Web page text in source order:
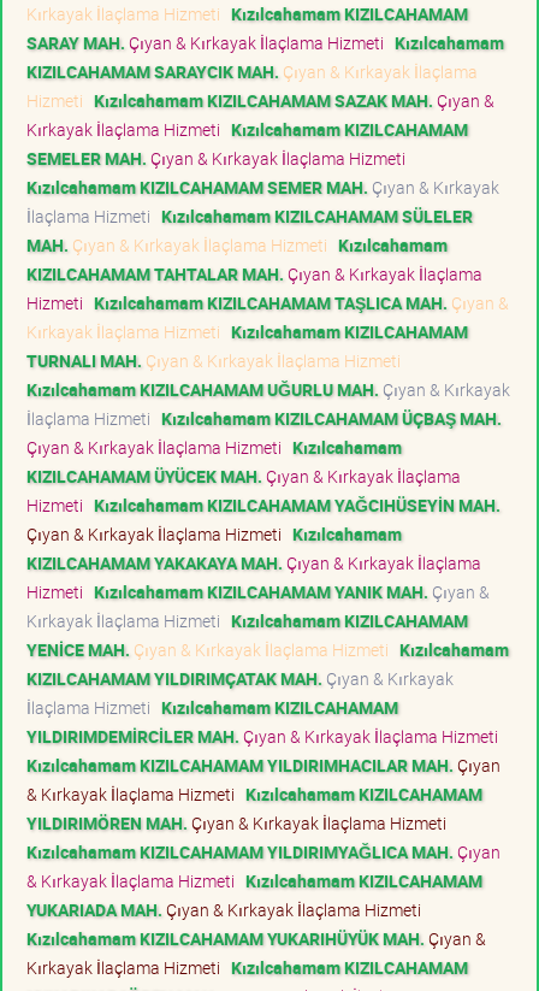
Kırkayak İlaçlama Hizmeti Kızılcahamam KIZILCAHAMAM
SARAY MAH. Çıyan & Kırkayak İlaçlama Hizmeti Kızılcahamam
KIZILCAHAMAM SARAYCIK MAH. Çıyan & Kırkayak İlaçlama
Hizmeti Kızılcahamam KIZILCAHAMAM SAZAK MAH. Çıyan &
Kırkayak İlaçlama Hizmeti Kızılcahamam KIZILCAHAMAM
SEMELER MAH. Çıyan & Kırkayak İlaçlama Hizmeti
Kızılcahamam KIZILCAHAMAM SEMER MAH. Çıyan & Kırkayak
İlaçlama Hizmeti Kızılcahamam KIZILCAHAMAM SÜLELER
MAH. Çıyan & Kırkayak İlaçlama Hizmeti Kızılcahamam
KIZILCAHAMAM TAHTALAR MAH. Çıyan & Kırkayak İlaçlama
Hizmeti Kızılcahamam KIZILCAHAMAM TAŞLICA MAH. Çıyan &
Kırkayak İlaçlama Hizmeti Kızılcahamam KIZILCAHAMAM
TURNALI MAH. Çıyan & Kırkayak İlaçlama Hizmeti
Kızılcahamam KIZILCAHAMAM UĞURLU MAH. Çıyan & Kırkayak
İlaçlama Hizmeti Kızılcahamam KIZILCAHAMAM ÜÇBAŞ MAH.
Çıyan & Kırkayak İlaçlama Hizmeti Kızılcahamam
KIZILCAHAMAM ÜYÜCEK MAH. Çıyan & Kırkayak İlaçlama
Hizmeti Kızılcahamam KIZILCAHAMAM YAĞCIHÜSEYİN MAH.
Çıyan & Kırkayak İlaçlama Hizmeti Kızılcahamam
KIZILCAHAMAM YAKAKAYA MAH. Çıyan & Kırkayak İlaçlama
Hizmeti Kızılcahamam KIZILCAHAMAM YANIK MAH. Çıyan &
Kırkayak İlaçlama Hizmeti Kızılcahamam KIZILCAHAMAM
YENİCE MAH. Çıyan & Kırkayak İlaçlama Hizmeti Kızılcahamam
KIZILCAHAMAM YILDIRIMÇATAK MAH. Çıyan & Kırkayak
İlaçlama Hizmeti Kızılcahamam KIZILCAHAMAM
YILDIRIMDEMİRCİLER MAH. Çıyan & Kırkayak İlaçlama Hizmeti
Kızılcahamam KIZILCAHAMAM YILDIRIMHACILAR MAH. Çıyan
& Kırkayak İlaçlama Hizmeti Kızılcahamam KIZILCAHAMAM
YILDIRIMÖREN MAH. Çıyan & Kırkayak İlaçlama Hizmeti
Kızılcahamam KIZILCAHAMAM YILDIRIMYAĞLICA MAH. Çıyan
& Kırkayak İlaçlama Hizmeti Kızılcahamam KIZILCAHAMAM
YUKARIADA MAH. Çıyan & Kırkayak İlaçlama Hizmeti
Kızılcahamam KIZILCAHAMAM YUKARIHÜYÜK MAH. Çıyan &
Kırkayak İlaçlama Hizmeti Kızılcahamam KIZILCAHAMAM